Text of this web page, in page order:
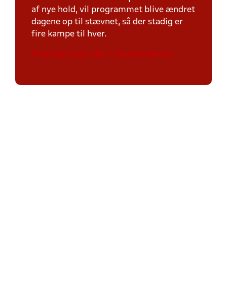
af nye hold, vil programmet blive ændret
dagene op til stævnet, så der stadig er
fire kampe til hver.
Oversigt over alle ½ banestævner.